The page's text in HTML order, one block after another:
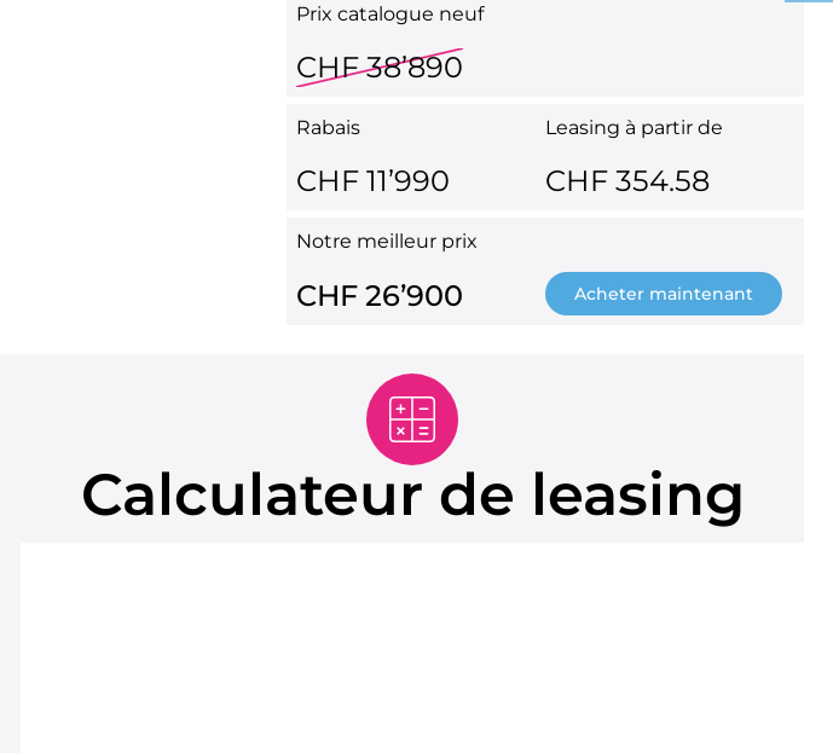
Prix catalogue neuf
CHF 38’890
Rabais
CHF 11’990
Leasing à partir de
CHF 354.58
Notre meilleur prix
CHF 26’900 Acheter maintenant
Calculateur de leasing